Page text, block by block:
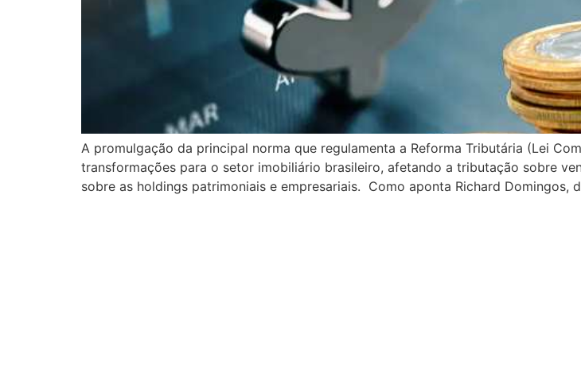
A promulgação da principal norma que regulamenta a Reforma Tributária (Lei
transformações para o setor imobiliário brasileiro, afetando a tributação sobre
sobre as holdings patrimoniais e empresariais. Como aponta Richard Domingos,